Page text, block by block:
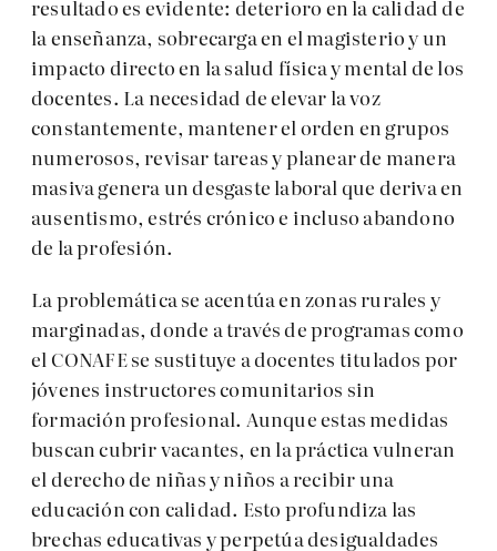
resultado es evidente: deterioro en la calidad de
la enseñanza, sobrecarga en el magisterio y un
impacto directo en la salud física y mental de los
docentes. La necesidad de elevar la voz
constantemente, mantener el orden en grupos
numerosos, revisar tareas y planear de manera
masiva genera un desgaste laboral que deriva en
ausentismo, estrés crónico e incluso abandono
de la profesión.
La problemática se acentúa en zonas rurales y
marginadas, donde a través de programas como
el CONAFE se sustituye a docentes titulados por
jóvenes instructores comunitarios sin
formación profesional. Aunque estas medidas
buscan cubrir vacantes, en la práctica vulneran
el derecho de niñas y niños a recibir una
educación con calidad. Esto profundiza las
brechas educativas y perpetúa desigualdades